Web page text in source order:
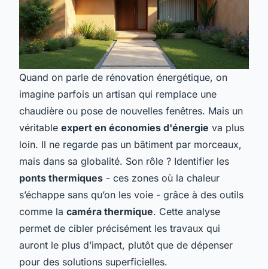
Quand on parle de rénovation énergétique, on
imagine parfois un artisan qui remplace une
chaudière ou pose de nouvelles fenêtres. Mais un
véritable expert en économies d'énergie va plus
loin. Il ne regarde pas un bâtiment par morceaux,
mais dans sa globalité. Son rôle ? Identifier les
ponts thermiques - ces zones où la chaleur
s’échappe sans qu’on les voie - grâce à des outils
comme la caméra thermique. Cette analyse
permet de cibler précisément les travaux qui
auront le plus d’impact, plutôt que de dépenser
pour des solutions superficielles.